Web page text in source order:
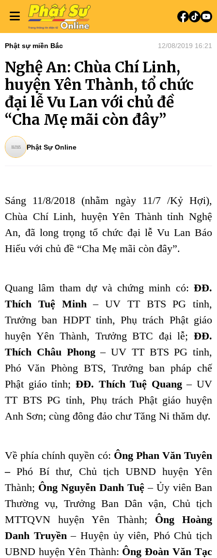
Phật sự miền Bắc 12/08/2019 16:21
Nghệ An: Chùa Chí Linh,
huyện Yên Thành, tổ chức
đại lễ Vu Lan với chủ đề
“Cha Mẹ mãi còn đây”
Phật Sự Online
Sáng 11/8/2018 (nhằm ngày 11/7 /Kỷ Hợi),
Chùa Chí Linh, huyện Yên Thành tỉnh Nghệ
An, đã long trọng tổ chức đại lễ Vu Lan Báo
Hiếu với chủ đề “Cha Mẹ mãi còn đây”.
Quang lâm tham dự và chứng minh có: ĐĐ.
Thích Tuệ Minh– UV TT BTS PG tỉnh,
Trưởng ban HDPT tỉnh, Phụ trách Phật giáo
huyện Yên Thành, Trưởng BTC đại lễ; ĐĐ.
Thích Châu Phong– UV TT BTS PG tỉnh,
Phó Văn Phòng BTS, Trưởng ban pháp chế
Phật giáo tỉnh; ĐĐ. Thích Tuệ Quang– UV
TT BTS PG tỉnh, Phụ trách Phật giáo huyện
Anh Sơn; cùng đông đảo chư Tăng Ni thăm dự.
Về phía chính quyền có: Ông Phan Văn Tuyên
– Phó Bí thư, Chủ tịch UBND huyện Yên
Thành; Ông Nguyễn Danh Tuệ – Ủy viên Ban
Thường vụ, Trưởng Ban Dân vận, Chủ tịch
MTTQVN huyện Yên Thành; Ông Hoàng
Danh Truyền– Huyện ủy viên, Phó Chủ tịch
UBND huyện Yên Thành: Ông Đoàn Văn Tạc